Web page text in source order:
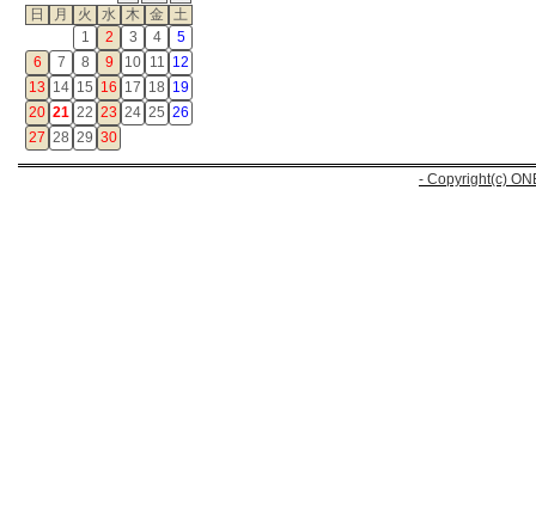
日
月 火 水 木 金
土
1
2 3 4
5
6
7 8 9 10 11 12
13 14 15 16 17 18 19
20 21 22 23 24 25 26
27 28 29 30
- Copyright(c)